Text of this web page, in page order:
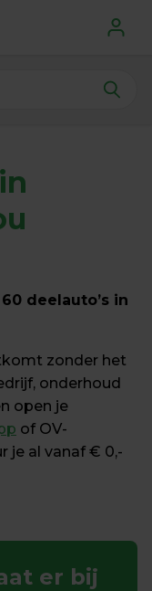
deelauto’s in
zonder het
onderhoud
open je
of OV-
je al vanaf € 0,-
er bij